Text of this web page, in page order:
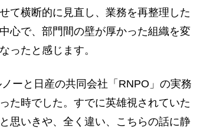
て横断的に見直し、業務を再整理した
心で、部門間の壁が厚かった組織を変
ったと感じます。
ーと日産の共同会社「RNPO」の実務
た時でした。すでに英雄視されていた
思いきや、全く違い、こちらの話に静